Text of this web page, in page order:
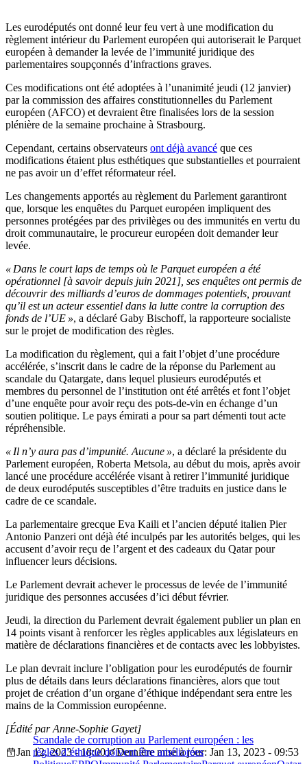
Les eurodéputés ont donné leur feu vert à une modification du
règlement intérieur du Parlement européen qui autoriserait le Parquet
européen à demander la levée de l’immunité juridique des
parlementaires soupçonnés d’infractions graves.
Ces modifications ont été adoptées à l’unanimité jeudi (12 janvier)
par la commission des affaires constitutionnelles du Parlement
européen (AFCO) et devraient être finalisées lors de la session
plénière de la semaine prochaine à Strasbourg.
Cependant, certains observateurs ont déjà avancé que ces
modifications étaient plus esthétiques que substantielles et pourraient
ne pas avoir un d’effet réformateur réel.
Les changements apportés au règlement du Parlement garantiront
que, lorsque les enquêtes du Parquet européen impliquent des
personnes protégées par des privilèges ou des immunités en vertu du
droit communautaire, le procureur européen doit demander leur
levée.
« Dans le court laps de temps où le Parquet européen a été
opérationnel [à savoir depuis juin 2021], ses enquêtes ont permis de
découvrir des milliards d’euros de dommages potentiels, prouvant
qu’il est un acteur essentiel dans la lutte contre la corruption des
fonds de l’UE », a déclaré Gaby Bischoff, la rapporteure socialiste
sur le projet de modification des règles.
La modification du règlement, qui a fait l’objet d’une procédure
accélérée, s’inscrit dans le cadre de la réponse du Parlement au
scandale du Qatargate, dans lequel plusieurs eurodéputés et
membres du personnel de l’institution ont été arrêtés et font l’objet
d’une enquête pour avoir reçu des pots-de-vin en échange d’un
soutien politique. Le pays émirati a pour sa part démenti tout acte
répréhensible.
« Il n’y aura pas d’impunité. Aucune », a déclaré la présidente du
Parlement européen, Roberta Metsola, au début du mois, après avoir
lancé une procédure accélérée visant à retirer l’immunité juridique
de deux eurodéputés susceptibles d’être traduits en justice dans le
cadre de ce scandale.
La parlementaire grecque Eva Kaili et l’ancien député italien Pier
Antonio Panzeri ont déjà été inculpés par les autorités belges, qui les
accusent d’avoir reçu de l’argent et des cadeaux du Qatar pour
influencer leurs décisions.
Le Parlement devrait achever le processus de levée de l’immunité
juridique des personnes accusées d’ici début février.
Jeudi, la direction du Parlement devrait également publier un plan en
14 points visant à renforcer les règles applicables aux législateurs en
matière de déclarations financières et de contacts avec les lobbyistes.
Le plan devrait inclure l’obligation pour les eurodéputés de fournir
plus de détails dans leurs déclarations financières, alors que tout
projet de création d’un organe d’éthique indépendant sera entre les
mains de la Commission européenne.
Scandale de corruption au Parlement européen : les
règles d’éthique doivent être améliorées
[Édité par Anne-Sophie Gayet]
Jan 12, 2023 - 18:00
Dernière mise à jour: Jan 13, 2023 - 09:53